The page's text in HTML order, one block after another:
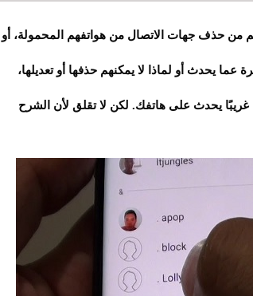
من حذف جهات الاتصال من هواتفهم المحمولة، أو
يحدث أو لماذا لا يمكنهم حذفها أو تعديلها،
غريبًا يحدث على هاتفك. لكن لا تقلق لأن الشرح